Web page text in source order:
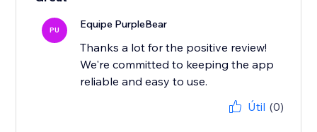
PU Equipe PurpleBear
Thanks a lot for the positive review!
We're committed to keeping the app
reliable and easy to use.
Útil (0)